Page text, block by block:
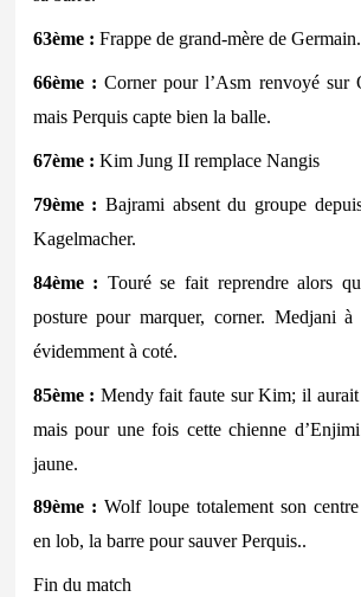
63ème : Frappe de grand-mère de Germain.
66ème : Corner pour l’Asm renvoyé sur
mais Perquis capte bien la balle.
67ème : Kim Jung II remplace Nangis
79ème : Bajrami absent du groupe
Kagelmacher.
84ème : Touré se fait reprendre alors
posture pour marquer, corner. Medjani à
évidemment à coté.
85ème : Mendy fait faute sur Kim; il aurait
mais pour une fois cette chienne
jaune.
89ème : Wolf loupe totalement son
en lob, la barre pour sauver Perquis..
Fin du match